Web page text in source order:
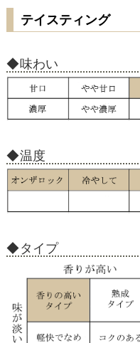
テイスティング
味わい
温度
タイプ